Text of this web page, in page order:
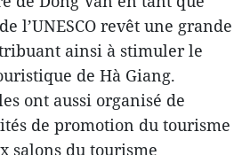
l’UNESCO revêt une grande
ainsi à stimuler le
de Hà Giang.
ont aussi organisé de
de promotion du tourisme
salons du tourisme